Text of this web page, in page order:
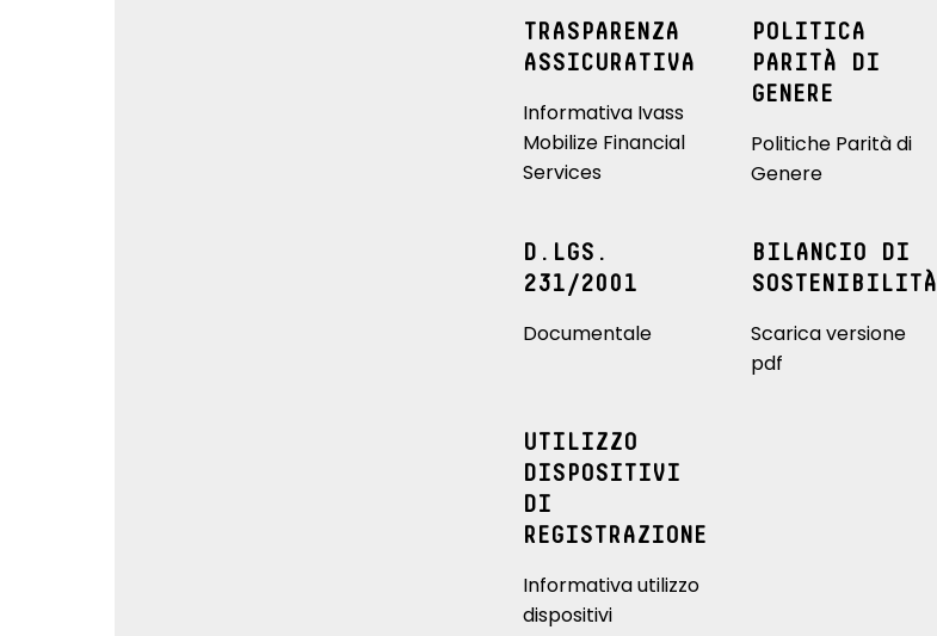
TRASPARENZA
ASSICURATIVA
Informativa Ivass
Mobilize Financial
Services
POLITICA
PARITÀ DI
GENERE
Politiche Parità di
Genere
D.LGS.
231/2001
Documentale
BILANCIO DI
SOSTENIBILITÀ
Scarica versione
pdf
UTILIZZO
DISPOSITIVI
DI
REGISTRAZIONE
Informativa utilizzo
dispositivi